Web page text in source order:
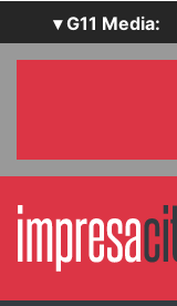
▾ G11 Media:
SecurityOpenLab